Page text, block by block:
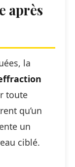
après
la
toute
qu’un
un
ciblé.